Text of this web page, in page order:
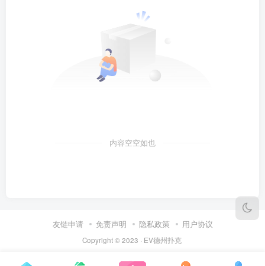
内容空空如也
友链申请 免责声明 隐私政策 用户协议
Copyright © 2023 · EV德州扑克